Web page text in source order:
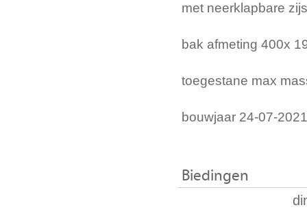
met neerklapbare
bak afmeting 400x
toegestane max
bouwjaar 24-07-
Biedingen